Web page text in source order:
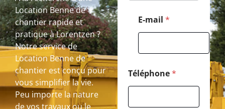
Location Benne de
chantier rapide et
pratique à Lorentzen ?
Notre service de
Location Benne de
chantier est conçu pour
vous simplifier la vie.
Peu importe la nature
de vos travaux ou le
E-mail *
Téléphone*